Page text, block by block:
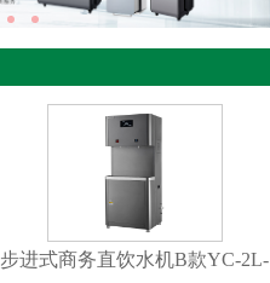
步进式商务直饮水机B款YC-2L-